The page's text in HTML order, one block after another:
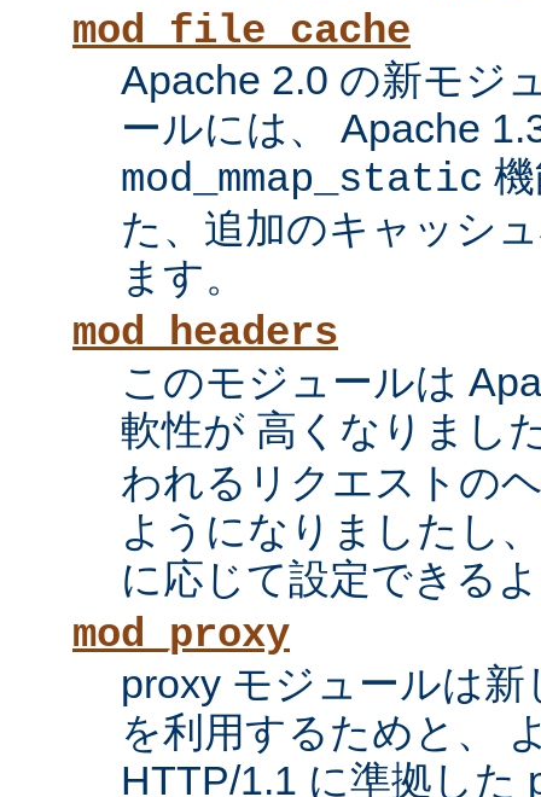
mod_file_cache
Apache 2.0 の新モジ
ールには、 Apache
mod_mmap_static
た、追加のキャッシ
ます。
mod_headers
このモジュールは
軟性が 高くなりまし
われるリクエストの
ようになりましたし
に応じて設定できる
mod_proxy
proxy モジュールは
を利用するためと、
HTTP/1.1 に準拠した